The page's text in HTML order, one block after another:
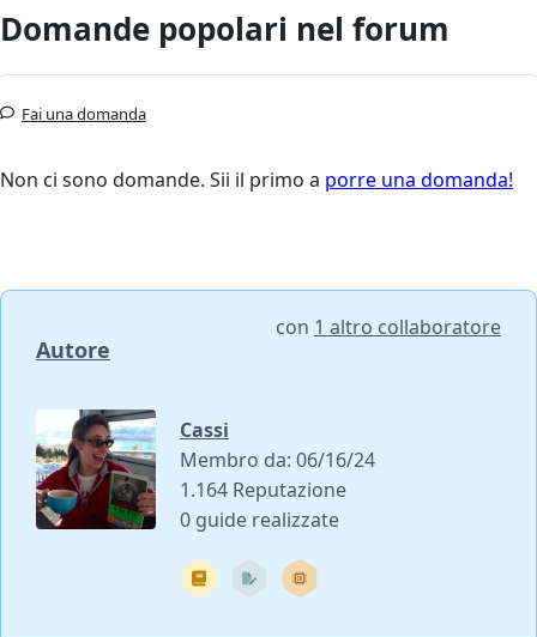
Domande popolari nel forum
Fai una domanda
Non ci sono domande. Sii il primo a porre una domanda!
Autore
con 1 altro collaboratore
Cassi
Membro da: 06/16/24
1.164 Reputazione
0 guide realizzate